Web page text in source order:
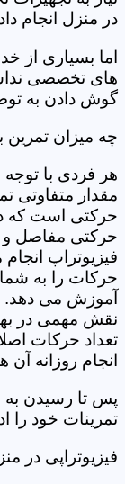
در منزل انجام
اما بسیاری از
های تخصصی
گوش دادن به
چه میزان تمرین
هر فردی با
مقدار متفاوتی
حرکتی است که
حرکتی مفاصل و
فیزیوتراپ
حرکات را به
آموزش می دهد.
نقش مهمی در
تعداد حرکات
انجام روزانه
پس تا رسیدن به
تمرینات خود را
فیزیوتراپی در